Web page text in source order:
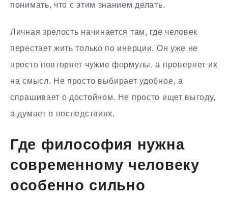
понимать, что с этим знанием делать.
Личная зрелость начинается там, где человек
перестает жить только по инерции. Он уже не
просто повторяет чужие формулы, а проверяет их
на смысл. Не просто выбирает удобное, а
спрашивает о достойном. Не просто ищет выгоду,
а думает о последствиях.
Где философия нужна
современному человеку
особенно сильно